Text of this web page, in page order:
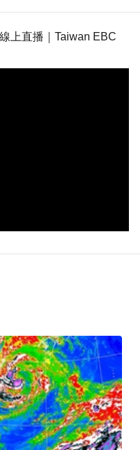
上直播｜Taiwan EBC